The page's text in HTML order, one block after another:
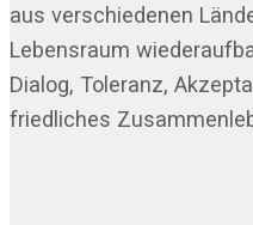
aus verschiedenen
Lebensraum
Dialog, Toleranz,
friedliches